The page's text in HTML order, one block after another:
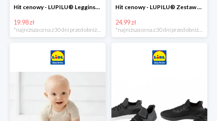
Hit cenowy - LUPILU® Legginsy niemowlęce z biobawełną, 2 pary
19.98 zł
Hit cenowy - LUPILU® Zestaw dziecięcy z biobawełny (body + koszulka + spodenki), 1 komplet
24.99 zł